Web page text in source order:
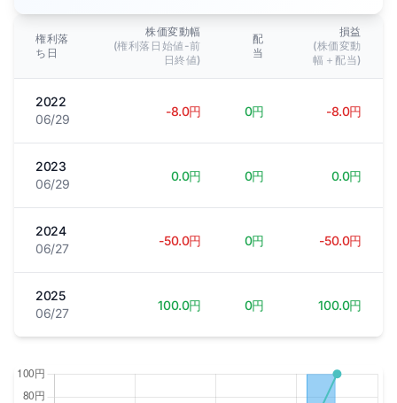
権利落
ち日
株価変動幅
(権利落日始値-前
日終値)
配
当
損益
(株価変動
幅＋配当)
2022
06/29
-8.0円 0円 -8.0円
2023
06/29
0.0円 0円 0.0円
2024
06/27
-50.0円 0円 -50.0円
2025
06/27
100.0円 0円 100.0円